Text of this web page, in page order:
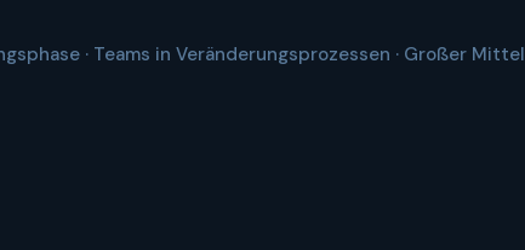
· Teams in Veränderungsprozessen · Großer